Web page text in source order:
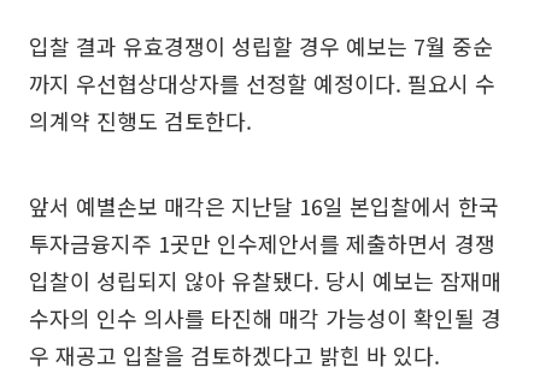
입찰 결과 유효경쟁이 성립할 경우 예보는 7월 중순
까지 우선협상대상자를 선정할 예정이다. 필요시 수
의계약 진행도 검토한다.
앞서 예별손보 매각은 지난달 16일 본입찰에서 한국
투자금융지주 1곳만 인수제안서를 제출하면서 경쟁
입찰이 성립되지 않아 유찰됐다. 당시 예보는 잠재매
수자의 인수 의사를 타진해 매각 가능성이 확인될 경
우 재공고 입찰을 검토하겠다고 밝힌 바 있다.